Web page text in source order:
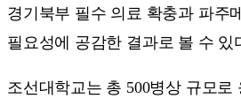
경기북부 필수 의료 확충과 파주
필요성에 공감한 결과로 볼 수 있
조선대학교는 총 500병상 규모로